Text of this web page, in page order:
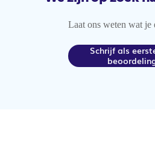
Laat ons weten wat je
Schrijf als